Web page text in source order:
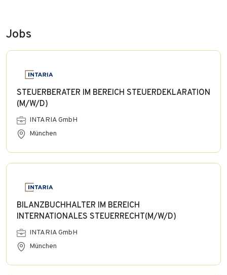
Jobs
STEUERBERATER IM BEREICH STEUERDEKLARATION
(M/W/D)
INTARIA GmbH
München
BILANZBUCHHALTER IM BEREICH
INTERNATIONALES STEUERRECHT(M/W/D)
INTARIA GmbH
München